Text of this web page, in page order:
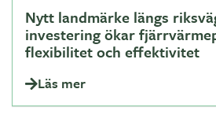
Nytt landmärke längs
investering ökar
flexibilitet och effektivitet
Läs mer